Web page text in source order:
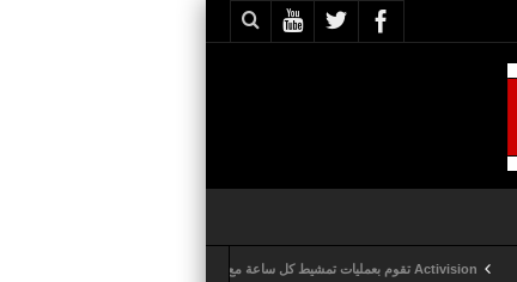
Activision تقوم بعمليات تمشيط كل ساعة مع تزايد شكاوى الغش في لعبة Call of Duty: Black Ops 6